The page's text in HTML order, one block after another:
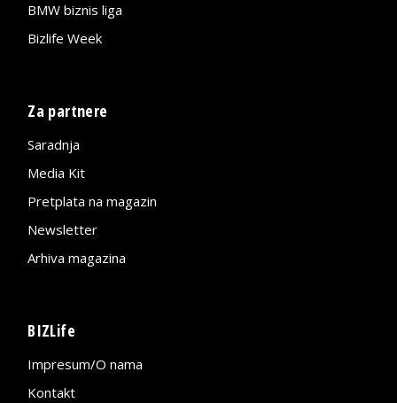
BMW biznis liga
Bizlife Week
Za partnere
Saradnja
Media Kit
Pretplata na magazin
Newsletter
Arhiva magazina
BIZLife
Impresum/O nama
Kontakt